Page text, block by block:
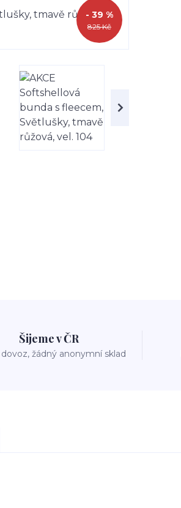
825 Kč
- 39 %
Šijeme v ČR
žádný anonymní sklad